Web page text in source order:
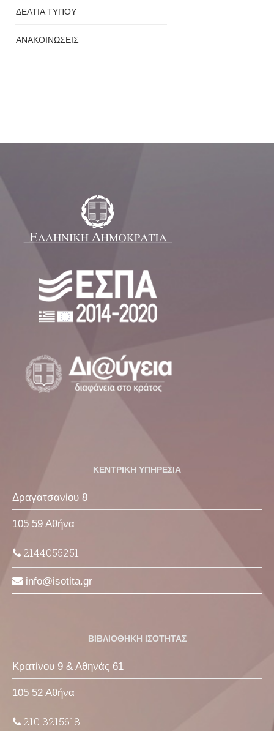
ΔΕΛΤΙΑ ΤΥΠΟΥ
ΑΝΑΚΟΙΝΩΣΕΙΣ
ΚΕΝΤΡΙΚΗ ΥΠΗΡΕΣΙΑ
Δραγατσανίου 8
105 59 Αθήνα
2144055251
info isotita gr
ΒΙΒΛΙΟΘΗΚΗ ΙΣΟΤΗΤΑΣ
Κρατίνου 9 & Αθηνάς 61
105 52 Αθήνα
210 3215618